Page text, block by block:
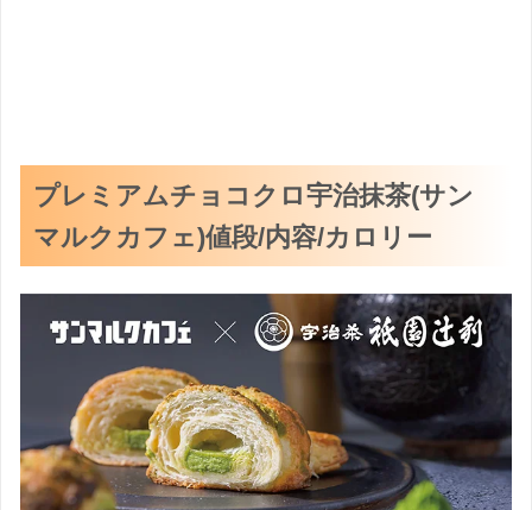
プレミアムチョコクロ宇治抹茶(サン
マルクカフェ)値段/内容/カロリー